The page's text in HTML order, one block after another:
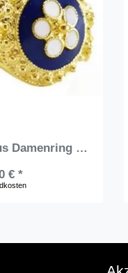
Casa Padrino Luxus Damenring Gold / Blau / Weiß - Handgefertigter vergoldeter Ring mit edler Emaille - Luxus Damenschmuck
€ *